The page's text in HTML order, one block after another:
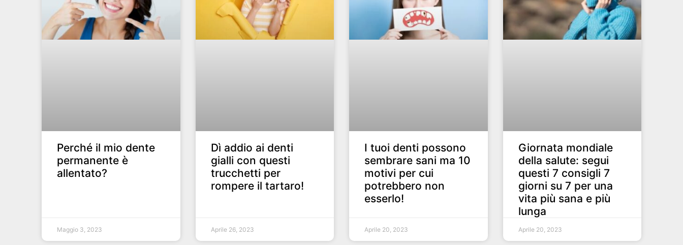
Perché il mio dente
permanente è
allentato?
Maggio 3, 2023
Dì addio ai denti
gialli con questi
trucchetti per
rompere il tartaro!
Aprile 26, 2023
I tuoi denti possono
sembrare sani ma 10
motivi per cui
potrebbero non
esserlo!
Aprile 20, 2023
Giornata mondiale
della salute: segui
questi 7 consigli 7
giorni su 7 per una
vita più sana e più
lunga
Aprile 20, 2023